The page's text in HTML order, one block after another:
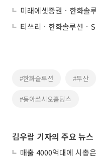
미래에셋증권ㆍ한화솔
티쓰리ㆍ한화솔루션ㆍ
#한화솔루션 #두산
#동아쏘시오홀딩스
김우람 기자의 주요 뉴스